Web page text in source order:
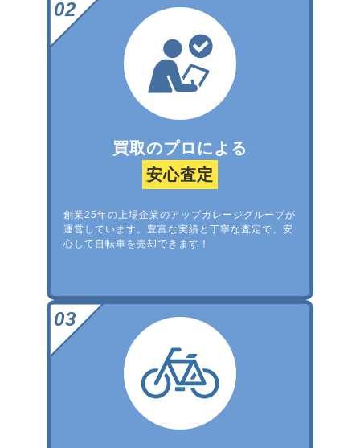
買取のプロによる
安心査定
創業25年の上場企業のアップガレージグループが
運営しています。豊富な実績と丁寧な査定で、安
心して自転車を売却できます！